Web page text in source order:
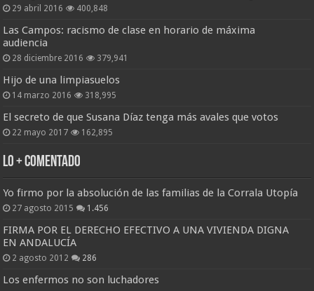
29 abril 2016 400,848
Las Campos: racismo de clase en horario de máxima
audiencia
28 diciembre 2016 379,941
Hijo de una limpiasuelos
14 marzo 2016 318,995
El secreto de que Susana Díaz tenga más avales que votos
22 mayo 2017 162,895
Lo + Comentado
Yo firmo por la absolución de las familias de la Corrala Utopía
27 agosto 2015 1.456
FIRMA POR EL DERECHO EFECTIVO A UNA VIVIENDA DIGNA
EN ANDALUCÍA
2 agosto 2012 286
Los enfermos no son luchadores